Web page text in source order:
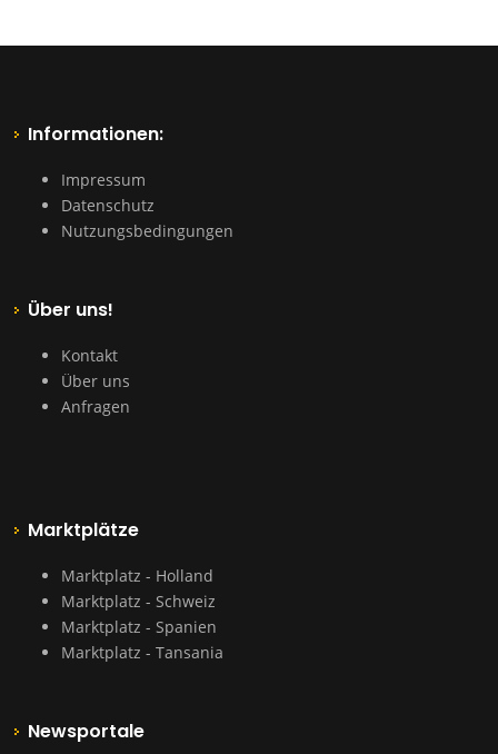
Informationen:
Impressum
Datenschutz
Nutzungsbedingungen
Über uns!
Kontakt
Über uns
Anfragen
Marktplätze
Marktplatz - Holland
Marktplatz - Schweiz
Marktplatz - Spanien
Marktplatz - Tansania
Newsportale